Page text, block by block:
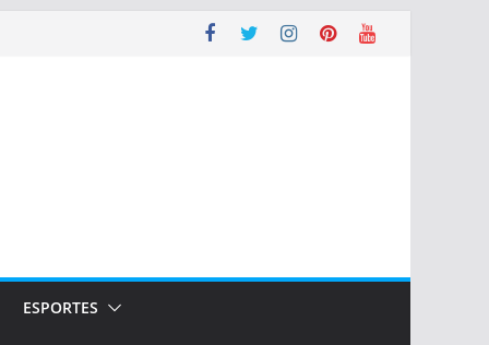
ESPORTES